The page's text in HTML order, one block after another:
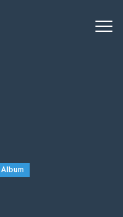
Album